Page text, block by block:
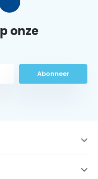
onze
Abonneer